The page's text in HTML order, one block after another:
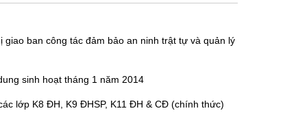
giao ban công tác đảm bảo an ninh trật tự và quản lý
sinh hoạt tháng 1 năm 2014
lớp K8 ĐH, K9 ĐHSP, K11 ĐH & CĐ (chính thức)